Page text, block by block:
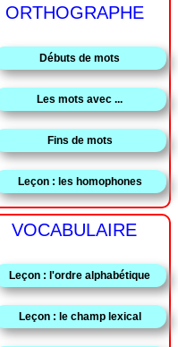
ORTHOGRAPHE
Débuts de mots
Les mots avec ...
Fins de mots
Leçon : les homophones
VOCABULAIRE
Leçon : l'ordre alphabétique
Leçon : le champ lexical